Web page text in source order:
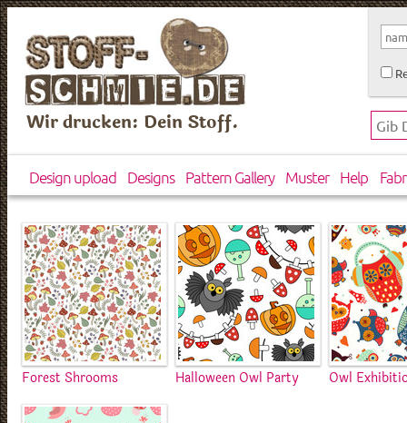
Wir drucken: Dein Stoff.
Design upload Designs Pattern Gallery Muster Help
Forest Shrooms Halloween Owl Party Owl